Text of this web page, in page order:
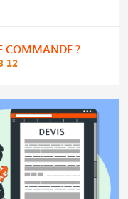
COMMANDE ?
12